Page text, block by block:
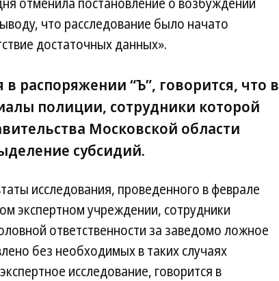
что расследование было начато
достаточных данных».
распоряжении “Ъ”, говорится, что в
полиции, сотрудники которой
Московской области
субсидий.
исследования, проведенного в феврале
экспертном учреждении, сотрудники
ответственности за заведомо ложное
без необходимых в таких случаях
исследование, говорится в